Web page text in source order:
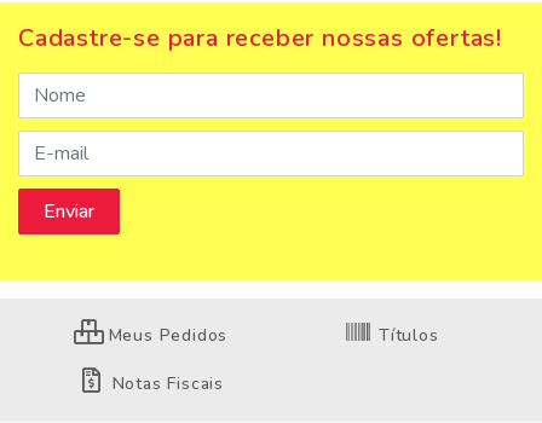
Cadastre-se para receber nossas ofertas!
Meus Pedidos Títulos
Notas Fiscais